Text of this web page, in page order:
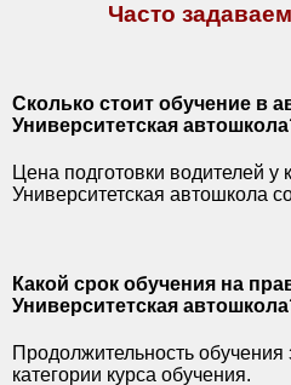
Часто
Сколько стоит обучение в
Университетская
Цена подготовки водителей у
Университетская автошкола
Какой срок обучения на
Университетская
Продолжительность
категории курса обучения.